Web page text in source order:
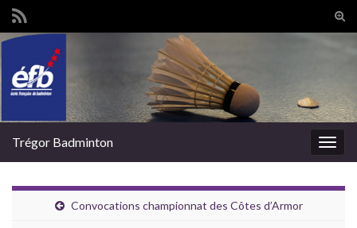
Trégor Badminton
Convocations championnat des Côtes d’Armor